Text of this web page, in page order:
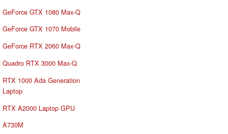
GeForce GTX 1080 Max-Q
GeForce GTX 1070 Mobile
GeForce RTX 2060 Max-Q
Quadro RTX 3000 Max-Q
RTX 1000 Ada Generation
Laptop
RTX A2000 Laptop GPU
A730M